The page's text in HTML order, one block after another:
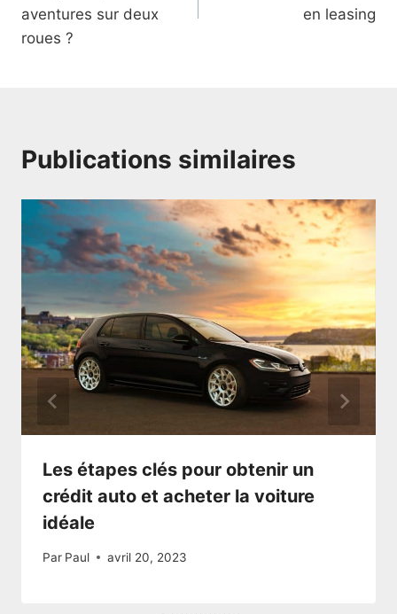
l’article
aventures sur deux
roues ?
en leasing
Publications similaires
Les étapes clés pour obtenir un
crédit auto et acheter la voiture
idéale
Par Paul avril 20, 2023